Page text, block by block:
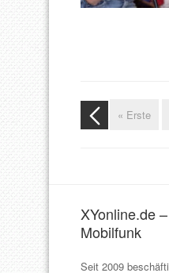
« Erste
XYonline.de
Mobilfunk
Seit 2009